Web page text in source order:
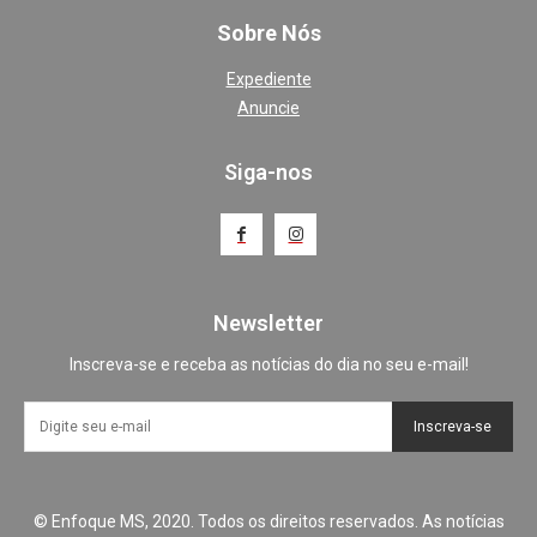
Sobre Nós
Expediente
Anuncie
Siga-nos
Newsletter
Inscreva-se e receba as notícias do dia no seu e-mail!
Inscreva-se
© Enfoque MS, 2020. Todos os direitos reservados. As notícias